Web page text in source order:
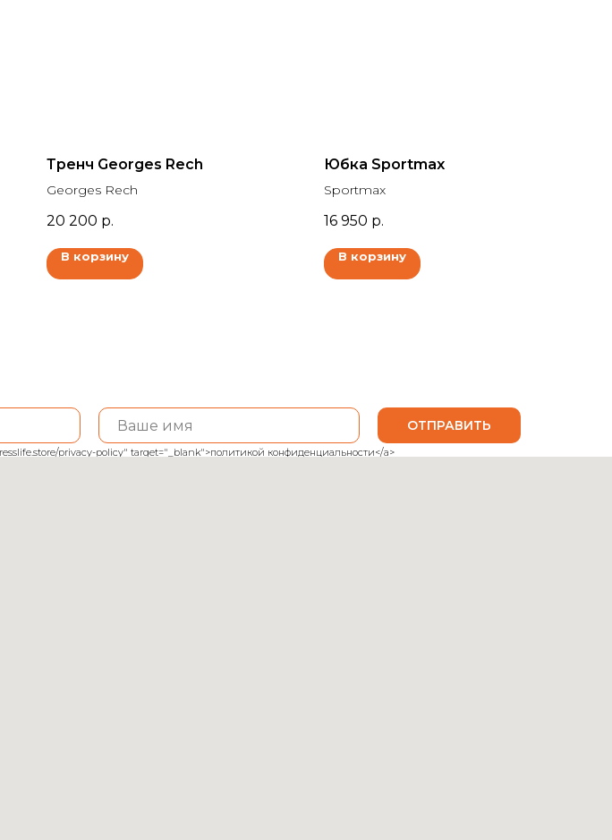
Тренч Georges Rech
Georges Rech
20 200 р.
В корзину
Юбка Sportmax
Sportmax
16 950 р.
В корзину
privacy-policy" target="_blank">политикой конфиденциальности</a>
ОТПРАВИТЬ